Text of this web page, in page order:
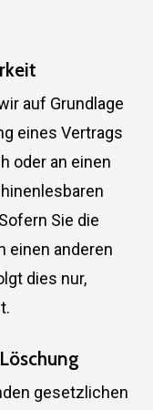
auf Grundlage
eines Vertrags
oder an einen
Sie die
einen anderen
dies nur,
gesetzlichen